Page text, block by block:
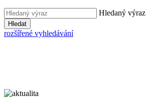
Hledaný výraz
Hledat
rozšířené vyhledávání